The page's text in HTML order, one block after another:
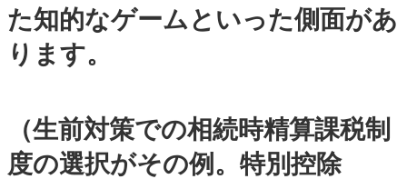
た知的なゲームといった側面があ
ります。
（生前対策での相続時精算課税制
度の選択がその例。特別控除